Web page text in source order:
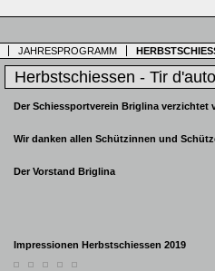
JAHRESPROGRAMM
Herbstschiessen - Tir
Der Schiessportverein Briglina
Wir danken allen Schützinnen und
Der Vorstand Briglina
Impressionen Herbstschiessen 2019